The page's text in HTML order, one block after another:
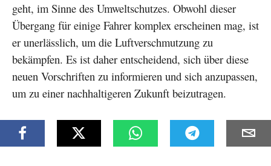
geht, im Sinne des Umweltschutzes. Obwohl dieser
Übergang für einige Fahrer komplex erscheinen mag, ist
er unerlässlich, um die Luftverschmutzung zu
bekämpfen. Es ist daher entscheidend, sich über diese
neuen Vorschriften zu informieren und sich anzupassen,
um zu einer nachhaltigeren Zukunft beizutragen.